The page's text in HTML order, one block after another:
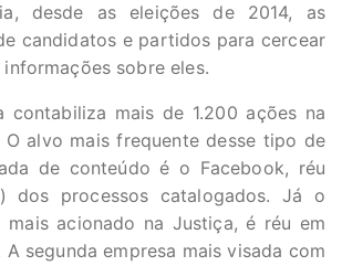
desde as eleições de 2014, as
candidatos e partidos para cercear
sobre eles.
contabiliza mais de 1.200 ações na
alvo mais frequente desse tipo de
de conteúdo é o Facebook, réu
dos processos catalogados. Já o
mais acionado na Justiça, é réu em
A segunda empresa mais visada com